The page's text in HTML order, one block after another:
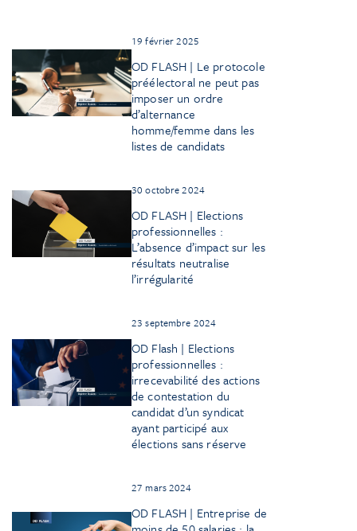
19 février 2025
OD FLASH | Le protocole
préélectoral ne peut pas
imposer un ordre
d’alternance
homme/femme dans les
listes de candidats
30 octobre 2024
OD FLASH | Elections
professionnelles :
L’absence d’impact sur les
résultats neutralise
l’irrégularité
23 septembre 2024
OD Flash | Elections
professionnelles :
irrecevabilité des actions
de contestation du
candidat d’un syndicat
ayant participé aux
élections sans réserve
27 mars 2024
OD FLASH | Entreprise de